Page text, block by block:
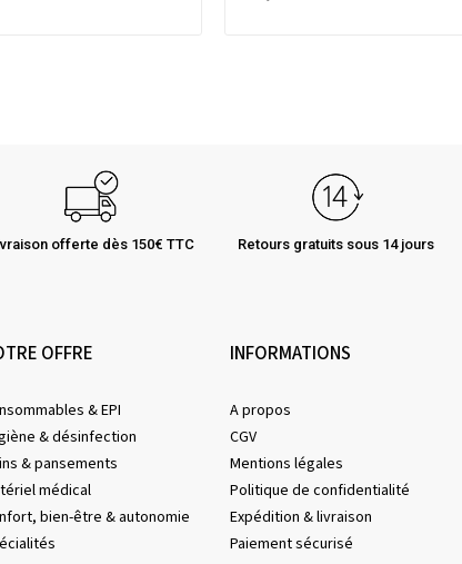
offerte dès 150€ TTC Retours gratuits sous 14 jours
OFFRE
& EPI
& désinfection
& pansements
médical
bien-être & autonomie
INFORMATIONS
A propos
CGV
Mentions légales
Politique de confidentialité
Expédition & livraison
Paiement sécurisé